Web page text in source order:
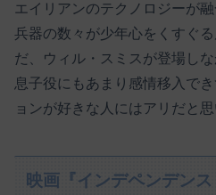
エイリアンのテクノロジーが
兵器の数々が少年心をくすぐ
だ、ウィル・スミスが登場し
息子役にもあまり感情移入で
ョンが好きな人にはアリだと
映画『インデペンデン